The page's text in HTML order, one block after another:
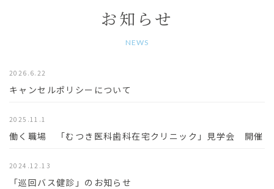
お知らせ
NEWS
2026.6.22
キャンセルポリシーについて
2025.11.1
働く職場 「むつき医科歯科在宅クリニック」見学会 開催
2024.12.13
「巡回バス健診」のお知らせ